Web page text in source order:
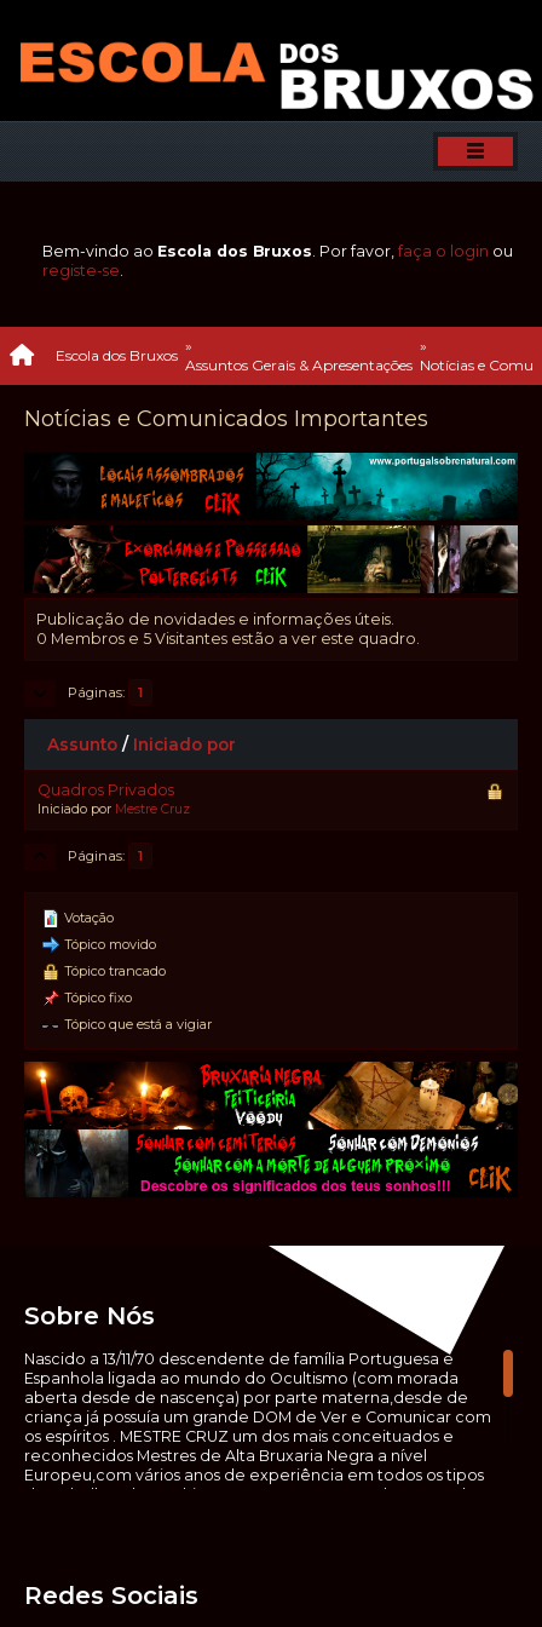
Bem-vindo ao Escola dos Bruxos. Por favor, faça o login ou
registe-se.
Escola dos Bruxos
»
Assuntos Gerais & Apresentações
»
Notícias e
Notícias e Comunicados Importantes
Publicação de novidades e informações úteis.
0 Membros e 5 Visitantes estão a ver este quadro.
Páginas 1
Assunto / Iniciado por
Quadros Privados
Iniciado por Mestre Cruz
Páginas 1
Votação
Tópico movido
Tópico trancado
Tópico fixo
Tópico que está a vigiar
Sobre Nós
Nascido a 13/11/70 descendente de família Portuguesa e
Espanhola ligada ao mundo do Ocultismo (com morada
aberta desde de nascença) por parte materna,desde de
criança já possuía um grande DOM de Ver e Comunicar com
os espíritos . MESTRE CRUZ um dos mais conceituados e
reconhecidos Mestres de Alta Bruxaria Negra a nível
Europeu,com vários anos de experiência em todos os tipos
de trabalhos de Ocultismo. Escreveu os seus saberes ocultos
não o faça sem precauções e sem possuir a devida
Redes Sociais